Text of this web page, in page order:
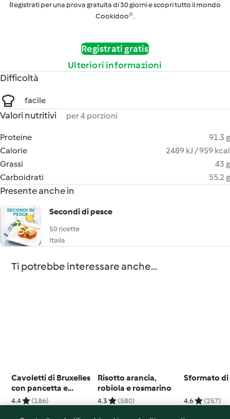
Registrati per una prova gratuita di 30 giorni e scopri tutto il mondo
Cookidoo®.
Registrati gratis
Ulteriori informazioni
Difficoltà
facile
Valori nutritivi per 4 porzioni
Proteine
91.3 g
Calorie
2489 kJ / 959 kcal
Grassi
43 g
Carboidrati
55.2 g
Presente anche in
Secondi di pesce
50 ricette
Italia
Ti potrebbe interessare anche...
Cavoletti di Bruxelles
con pancetta e
mandorle
4.4 (186)
Risotto arancia,
robiola e rosmarino
4.3 (580)
Sformato
4.6 (257)